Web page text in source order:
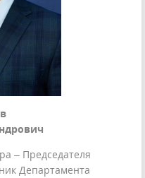
– Председателя
Департамента